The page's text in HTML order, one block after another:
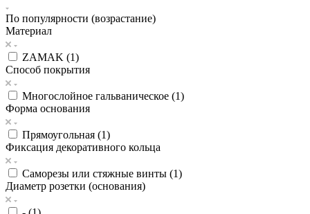
По популярности (возрастание)
Материал
ZAMAK (1)
Способ покрытия
Многослойное гальваническое (1)
Форма основания
Прямоугольная (1)
Фиксация декоративного кольца
Саморезы или стяжные винты (1)
Диаметр розетки (основания)